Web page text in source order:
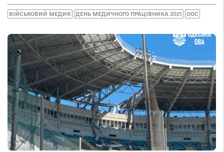
ВІЙСЬКОВИЙ МЕДИК ДЕНЬ МЕДИЧНОГО ПРАЦІВНИКА 2021 ООС